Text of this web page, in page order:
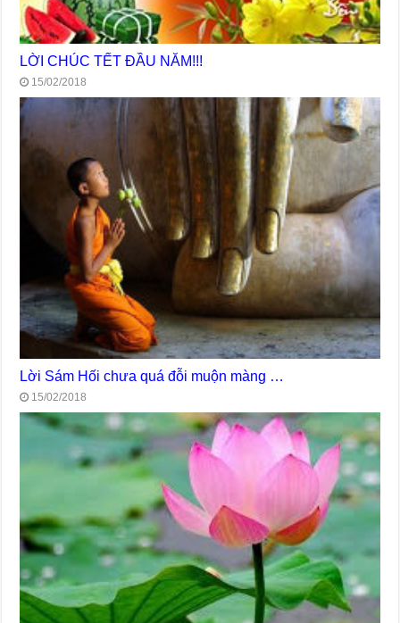
LỜI CHÚC TẾT ĐẦU NĂM!!!
15/02/2018
Lời Sám Hối chưa quá đỗi muộn màng …
15/02/2018